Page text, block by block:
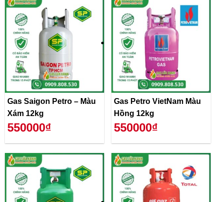
Gas Saigon Petro – Màu
Xám 12kg
550000₫
Gas Petro VietNam Màu
Hồng 12kg
550000₫